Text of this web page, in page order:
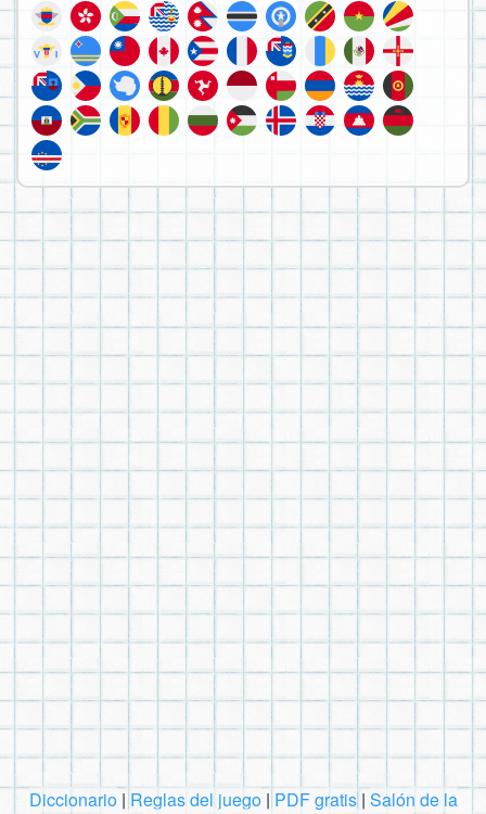
Diccionario| Reglas del juego| PDF gratis| Salón de la